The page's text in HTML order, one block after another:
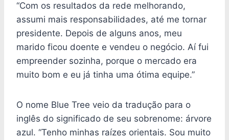
“Com os resultados da rede melhorando,
assumi mais responsabilidades, até me tornar
presidente. Depois de alguns anos, meu
marido ficou doente e vendeu o negócio. Aí fui
empreender sozinha, porque o mercado era
muito bom e eu já tinha uma ótima equipe.”
O nome Blue Tree veio da tradução para o
inglês do significado de seu sobrenome: árvore
azul. “Tenho minhas raízes orientais. Sou muito